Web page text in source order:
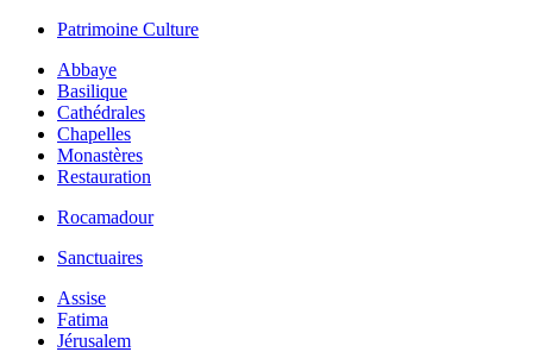
Patrimoine Culture
Abbaye
Basilique
Cathédrales
Chapelles
Monastères
Restauration
Rocamadour
Sanctuaires
Assise
Fatima
Jérusalem